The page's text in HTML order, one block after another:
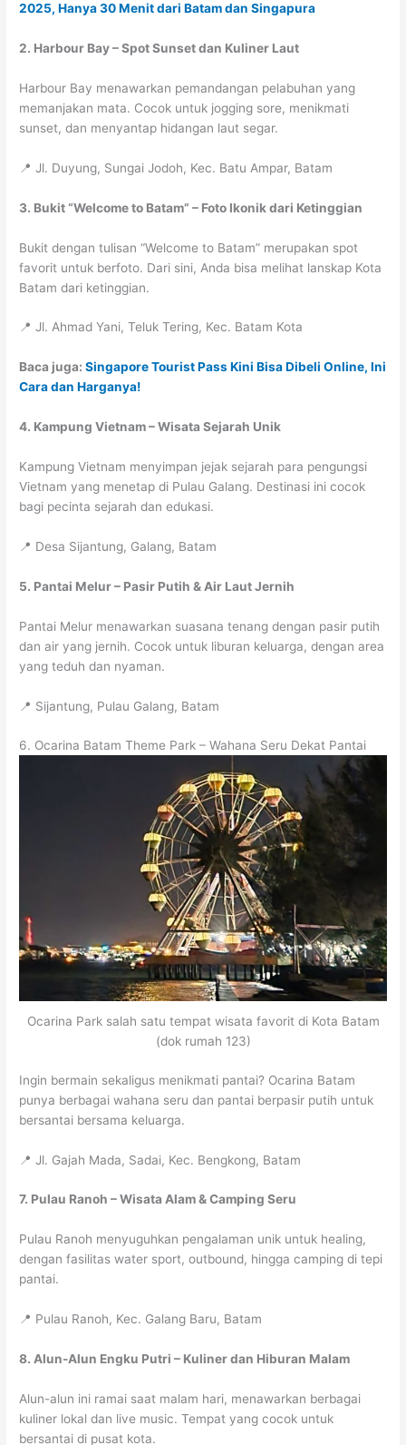
2025, Hanya 30 Menit dari Batam dan Singapura
2. Harbour Bay – Spot Sunset dan Kuliner Laut
Harbour Bay menawarkan pemandangan pelabuhan yang
memanjakan mata. Cocok untuk jogging sore, menikmati
sunset, dan menyantap hidangan laut segar.
📍 Jl. Duyung, Sungai Jodoh, Kec. Batu Ampar, Batam
3. Bukit “Welcome to Batam” – Foto Ikonik dari Ketinggian
Bukit dengan tulisan “Welcome to Batam” merupakan spot
favorit untuk berfoto. Dari sini, Anda bisa melihat lanskap Kota
Batam dari ketinggian.
📍 Jl. Ahmad Yani, Teluk Tering, Kec. Batam Kota
Baca juga:Singapore Tourist Pass Kini Bisa Dibeli Online, Ini
Cara dan Harganya!
4. Kampung Vietnam – Wisata Sejarah Unik
Kampung Vietnam menyimpan jejak sejarah para pengungsi
Vietnam yang menetap di Pulau Galang. Destinasi ini cocok
bagi pecinta sejarah dan edukasi.
📍 Desa Sijantung, Galang, Batam
5. Pantai Melur – Pasir Putih & Air Laut Jernih
Pantai Melur menawarkan suasana tenang dengan pasir putih
dan air yang jernih. Cocok untuk liburan keluarga, dengan area
yang teduh dan nyaman.
📍 Sijantung, Pulau Galang, Batam
6. Ocarina Batam Theme Park – Wahana Seru Dekat Pantai
Ocarina Park salah satu tempat wisata favorit di Kota Batam
(dok rumah 123)
Ingin bermain sekaligus menikmati pantai? Ocarina Batam
punya berbagai wahana seru dan pantai berpasir putih untuk
bersantai bersama keluarga.
📍 Jl. Gajah Mada, Sadai, Kec. Bengkong, Batam
7. Pulau Ranoh – Wisata Alam & Camping Seru
Pulau Ranoh menyuguhkan pengalaman unik untuk healing,
dengan fasilitas water sport, outbound, hingga camping di tepi
pantai.
📍 Pulau Ranoh, Kec. Galang Baru, Batam
8. Alun-Alun Engku Putri – Kuliner dan Hiburan Malam
Alun-alun ini ramai saat malam hari, menawarkan berbagai
kuliner lokal dan live music. Tempat yang cocok untuk
bersantai di pusat kota.